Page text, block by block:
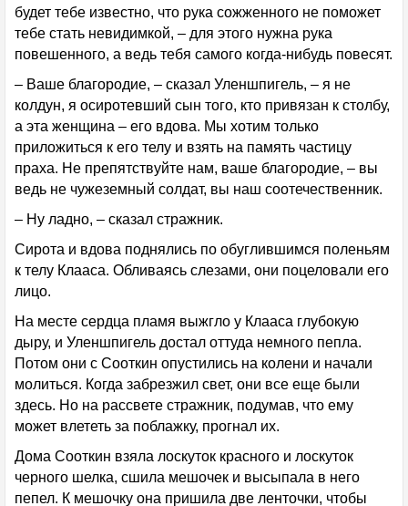
будет тебе известно, что рука сожженного не поможет
тебе стать невидимкой, – для этого нужна рука
повешенного, а ведь тебя самого когда-нибудь повесят.
– Ваше благородие, – сказал Уленшпигель, – я не
колдун, я осиротевший сын того, кто привязан к столбу,
а эта женщина – его вдова. Мы хотим только
приложиться к его телу и взять на память частицу
праха. Не препятствуйте нам, ваше благородие, – вы
ведь не чужеземный солдат, вы наш соотечественник.
– Ну ладно, – сказал стражник.
Сирота и вдова поднялись по обуглившимся поленьям
к телу Клааса. Обливаясь слезами, они поцеловали его
лицо.
На месте сердца пламя выжгло у Клааса глубокую
дыру, и Уленшпигель достал оттуда немного пепла.
Потом они с Сооткин опустились на колени и начали
молиться. Когда забрезжил свет, они все еще были
здесь. Но на рассвете стражник, подумав, что ему
может влететь за поблажку, прогнал их.
Дома Сооткин взяла лоскуток красного и лоскуток
черного шелка, сшила мешочек и высыпала в него
пепел. К мешочку она пришила две ленточки, чтобы